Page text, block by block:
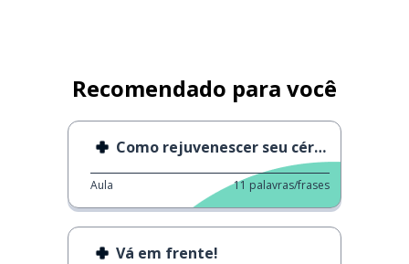
Recomendado para você
Como rejuvenescer seu cérebro
Aula 11 palavras/frases
Vá em frente!